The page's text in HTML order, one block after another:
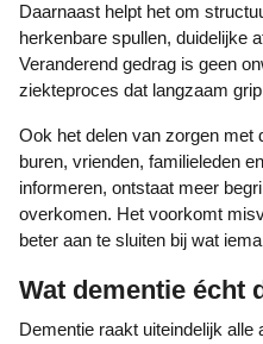
Daarnaast helpt het om structuur te bieden: vaste routines,
herkenbare spullen, duidelijke
Veranderend gedrag is geen
ziekteproces dat langzaam
Ook het delen van zorgen met de omgeving is waardevol. Door
buren, vrienden, familieleden
informeren, ontstaat meer
overkomen. Het voorkomt
beter aan te sluiten bij wat
Wat dementie écht
Dementie raakt uiteindelijk alle aspecten van het leven. Het